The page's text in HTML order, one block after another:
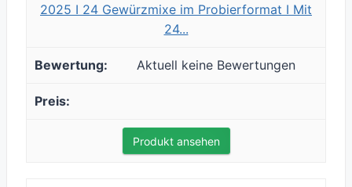
2025 I 24 Gewürzmixe im Probierformat I Mit
24...
Aktuell keine Bewertungen
Produkt ansehen